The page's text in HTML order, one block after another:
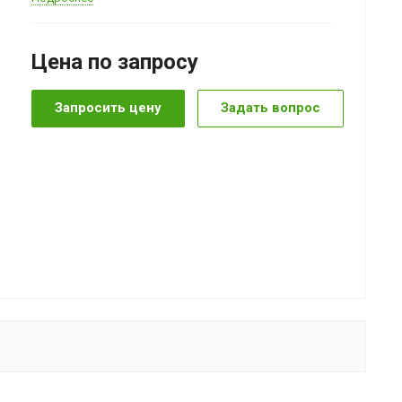
Цена по запросу
Запросить цену Задать вопрос